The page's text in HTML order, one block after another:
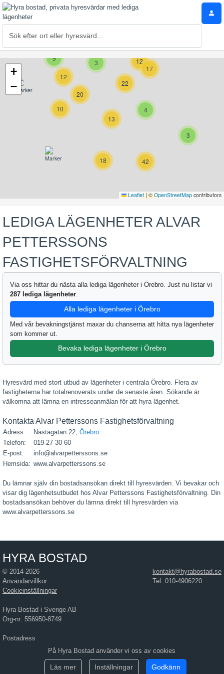
9
3
12
17
22
12
20
10
4
3
42
13
18
17
+
−
Leaflet | ©OpenStreetMap contributors
LEDIGA LÄGENHETER ALVAR
PETTERSSONS
FASTIGHETSFÖRVALTNING
Via oss hittar du nästa alla lediga lägenheter i Örebro. Just nu listar vi
287 lediga lägenheter.
Alla lediga lägenheter i Örebro
Med vår bevakningstjänst maxar du chanserna att hitta nya lägenheter
som kommer ut.
Bevaka lediga lägenheter i Örebro
Hyresvärd med stort utbud av lägenheter i centrala Örebro. Flera av
fastigheterna har totalrenoverats under de senaste åren. Sökande är
välkomna att lämna en intresseanmälan för att hyra lägenhet.
Kontakta Alvar Petterssons Fastighetsförvaltning
Adress: Nastagatan 22, Örebro
Telefon:
019-27 30 60
E-post:
info@alvarpetterssons.se
Hemsida: www.alvarpetterssons.se
Du lämnar själv din bostadsansökan direkt till hyresvärden. Vi bevakar och
visar dig lägenhetsutbudet hos Alvar Petterssons Fastighetsförvaltning. Din
bostadsansökan behöver du lämna direkt till hyresvärden via
www.alvarpetterssons.se
HYRA BOSTAD
kontakt@hyrabostad.se
Tel: 010-4906220
© 2014-2026
Användarvillkor
Cookieinställningar
Hyra Bostad i Sverige AB
Org-nr: 556950-8749
Postadress
Hyra Bostad i Sverige ABPå Hyra Bostad använder vi oss av cookies
Läs mer Inställningar Godkänn